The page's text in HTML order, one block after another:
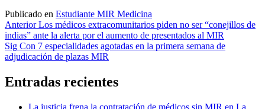
Publicado en Estudiante MIR Medicina
Navegación
de
entradas
Anterior Los médicos extracomunitarios piden no ser “conejillos de
indias” ante la alerta por el aumento de presentados al MIR
Sig Con 7 especialidades agotadas en la primera semana de
adjudicación de plazas MIR
Entradas recientes